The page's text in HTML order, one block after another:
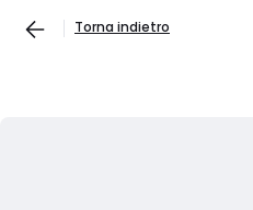
Torna indietro